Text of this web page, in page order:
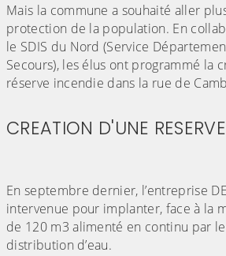
Mais la commune a souhaité aller
protection de la population. En
le SDIS du Nord (Service
Secours), les élus ont programmé la
réserve incendie dans la rue de
CREATION D'UNE
En septembre dernier, l’entreprise
intervenue pour implanter, face à la
de 120 m3 alimenté en continu par
distribution d’eau.